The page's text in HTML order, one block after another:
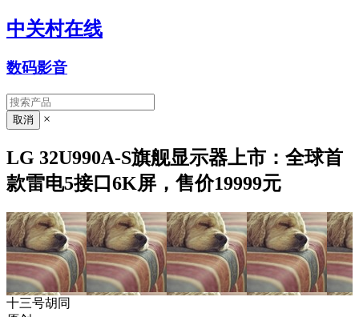
中关村在线
数码影音
×
LG 32U990A-S旗舰显示器上市：全球首
款雷电5接口6K屏，售价19999元
十三号胡同